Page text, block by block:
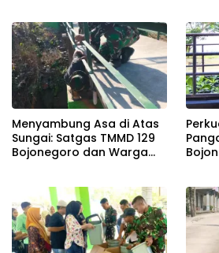
Menyambung Asa di Atas
Sungai: Satgas TMMD 129
Bojonegoro dan Warga